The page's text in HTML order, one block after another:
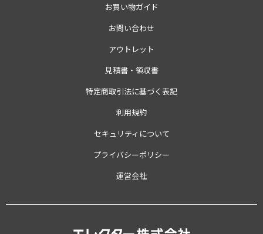
お買い物ガイド
お問い合わせ
アウトレット
見積書・領収書
特定商取引法に基づく表記
利用規約
セキュリティについて
プライバシーポリシー
運営会社